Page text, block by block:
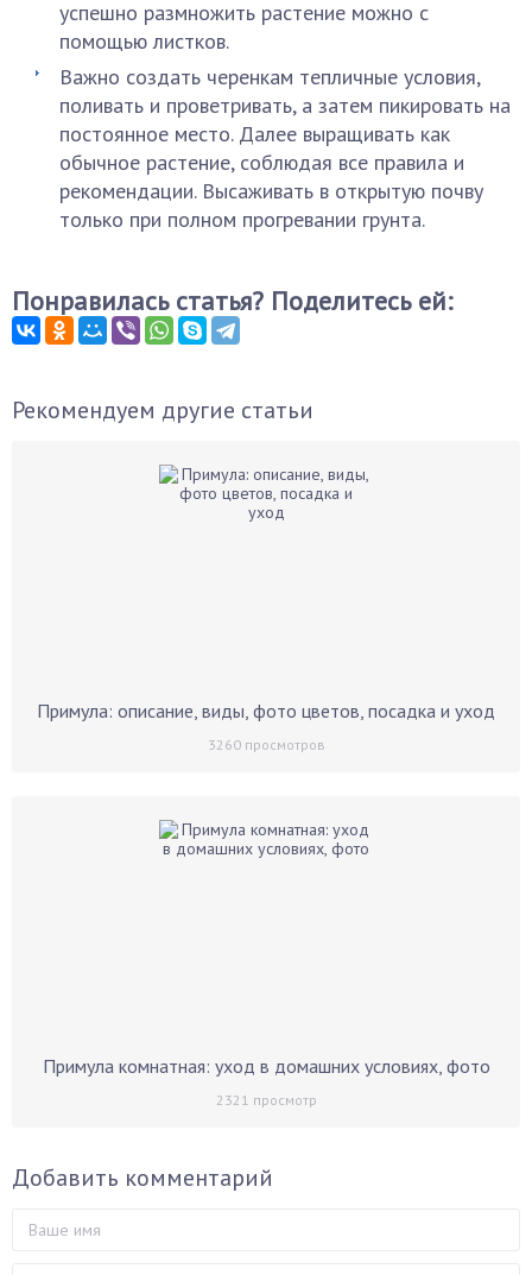
успешно размножить растение можно с
помощью листков.
Важно создать черенкам тепличные условия,
поливать и проветривать, а затем пикировать на
постоянное место. Далее выращивать как
обычное растение, соблюдая все правила и
рекомендации. Высаживать в открытую почву
только при полном прогревании грунта.
Понравилась статья? Поделитесь ей:
Рекомендуем другие статьи
Примула: описание, виды, фото цветов, посадка и уход
3260просмотров
Примула комнатная: уход в домашних условиях, фото
2321 просмотр
Добавить комментарий